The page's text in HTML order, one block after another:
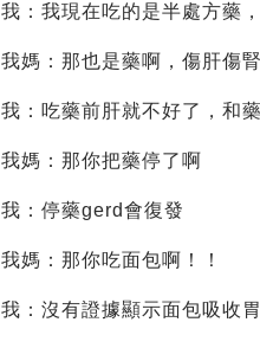
我：我現在吃的是半處方藥
我媽：那也是藥啊，傷肝傷
我：吃藥前肝就不好了，和
我媽：那你把藥停了啊
我：停藥gerd會復發
我媽：那你吃面包啊！！
我：沒有證據顯示面包吸收